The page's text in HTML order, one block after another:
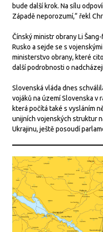
bude další krok. Na sílu
Západě neporozumí,“ řekl
Čínský ministr obrany Li
Rusko a sejde se s
ministerstvo obrany, které
další podrobnosti o
Slovenská vláda dnes
vojáků na území Slovenska v
která počítá také s vysláním
unijních vojenských struktur
Ukrajinu, ještě posoudí